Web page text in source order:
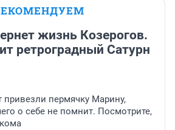
жизнь Козерогов.
ретроградный Сатурн
пермячку Марину,
о себе не помнит. Посмотрите,